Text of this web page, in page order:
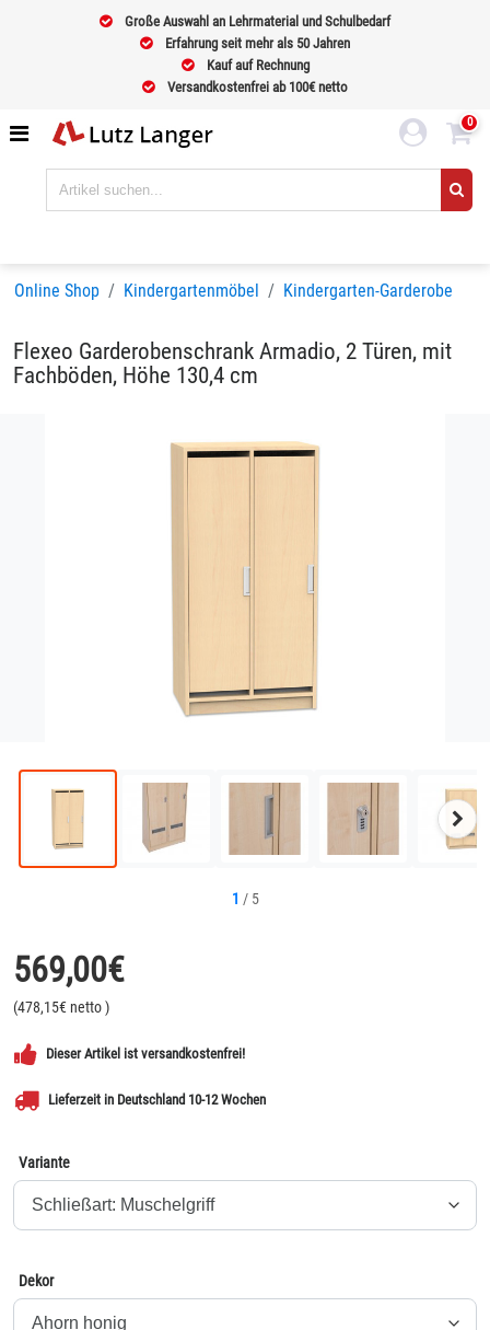
Große Auswahl an Lehrmaterial und Schulbedarf
Erfahrung seit mehr als 50 Jahren
Kauf auf Rechnung
Versandkostenfrei ab 100€ netto
0
Online Shop Kindergartenmöbel Kindergarten-Garderobe
Flexeo Garderobenschrank Armadio, 2 Türen, mit
Fachböden, Höhe 130,4 cm
1 / 5
569,00€
(478,15€ netto)
Dieser Artikel ist versandkostenfrei!
Lieferzeit in Deutschland 10-12 Wochen
Variante
Dekor